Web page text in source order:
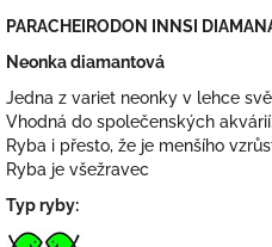
PARACHEIRODON INNSI
Neonka diamantová
Jedna z variet neonky v lehce
Vhodná do společenských akvárií.
Ryba i přesto, že je menšího
Ryba je všežravec
Typ ryby: